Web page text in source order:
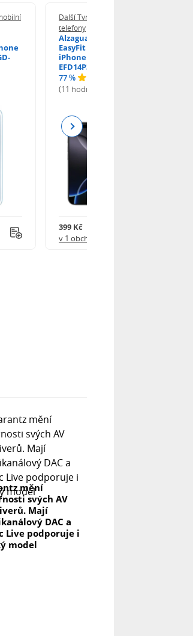
Další Tvrzená skla pro mobilní
telefony
Alzaguard 2.5D Glass
EasyFit DustFree pro
iPhone 16 Pro / 17 AGD-
EFD14P3
77 %
(11 hodnocení)
399 Kč
v 1 obchodě
Next
mění
svých AV
Mají
DAC a
Live podporuje i
model